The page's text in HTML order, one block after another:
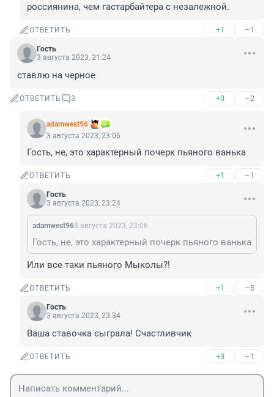
россиянина, чем гастарбайтера с незалежной.
ОТВЕТИТЬ +1 –1
Гость
3 августа 2023, 21:24
ставлю на черное
ОТВЕТИТЬ 3 +3 –2
adamwest96
3 августа 2023, 23:06
Гость, не, это характерный почерк пьяного ванька
ОТВЕТИТЬ +1 –1
Гость
3 августа 2023, 23:24
adamwest963 августа 2023, 23:06
Гость, не, это характерный почерк пьяного ванька
Или все таки пьяного Мыколы?!
ОТВЕТИТЬ +1 –5
Гость
3 августа 2023, 23:34
Ваша ставочка сыграла! Счастливчик
ОТВЕТИТЬ +3 –1